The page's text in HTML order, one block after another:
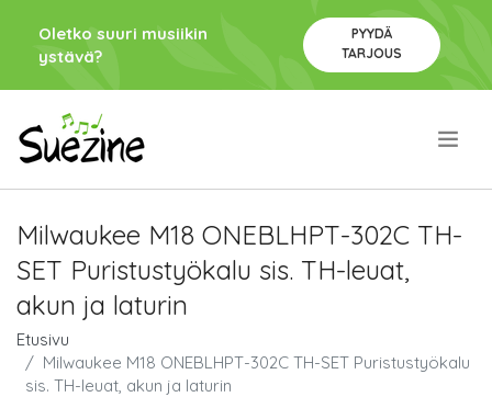
Oletko suuri musiikin
ystävä?
PYYDÄ
TARJOUS
Milwaukee M18 ONEBLHPT-302C TH-
SET Puristustyökalu sis. TH-leuat,
akun ja laturin
Etusivu
Milwaukee M18 ONEBLHPT-302C TH-SET Puristustyökalu
sis. TH-leuat, akun ja laturin